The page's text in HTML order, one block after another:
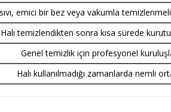
emici bir bez veya vakumla
Halı temizlendikten sonra kısa sürede
Genel temizlik için profesyonel
Halı kullanılmadığı zamanlarda nemli